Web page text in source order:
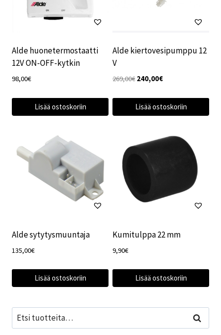
Alde huonetermostaatti
12V ON-OFF-kytkin
98,00€
Lisää ostoskoriin
Alde kiertovesipumppu 12
V
269,00€ Alkuperäinen
240,00€Nykyinen
Lisää ostoskoriin
Alde sytytysmuuntaja
135,00€
Lisää ostoskoriin
Kumitulppa 22 mm
9,90€
Lisää ostoskoriin
Etsi: Haku